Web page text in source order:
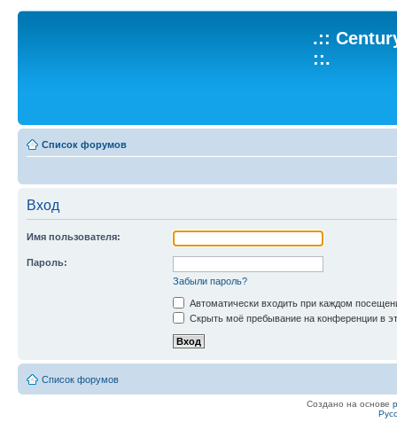
.::
::.
Список форумов
Вход
Имя пользователя:
Пароль:
Забыли пароль?
Автоматически входить при каждом
Скрыть моё пребывание на конференции в
Список форумов
Создано на основе